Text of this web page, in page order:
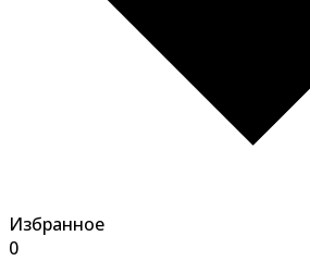
Избранное
0